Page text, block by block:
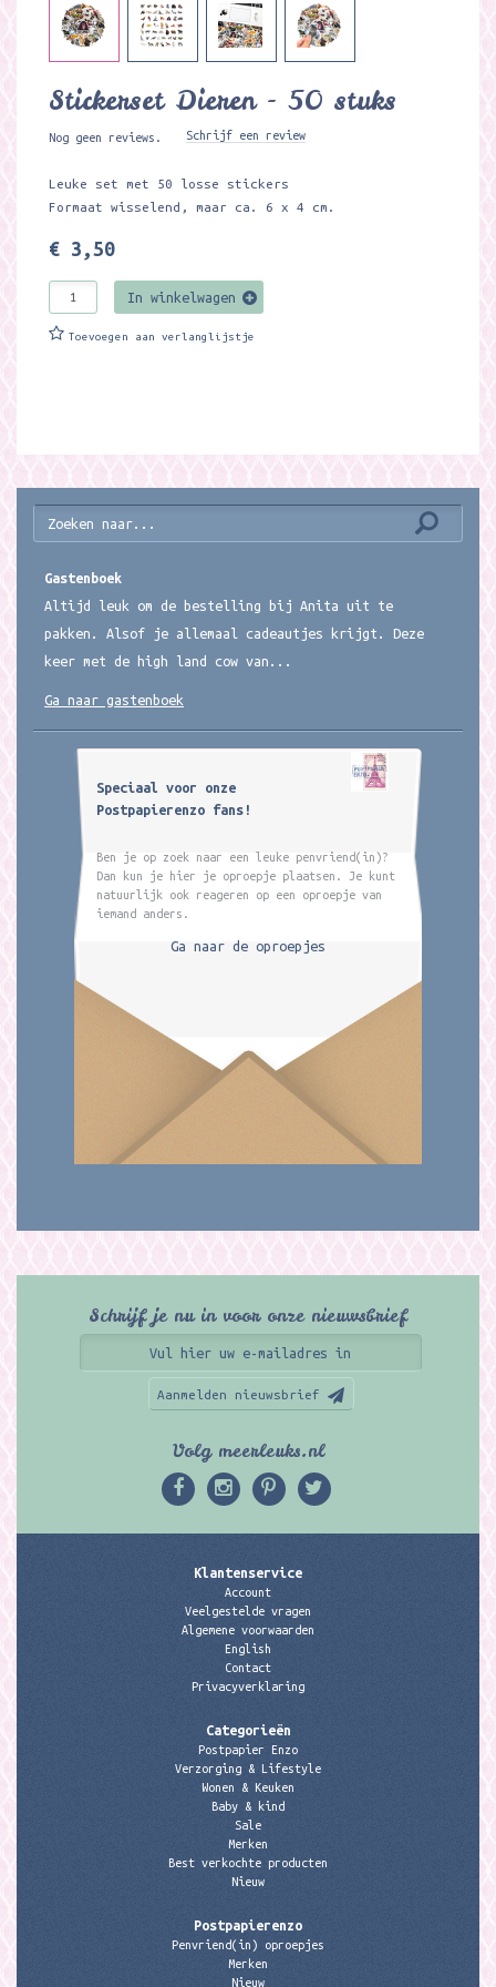
Stickerset Dieren - 50 stuks
Nog geen reviews. Schrijf een review
Leuke set met 50 losse stickers
Formaat wisselend, maar ca. 6 x 4 cm.
€ 3,50
In winkelwagen
Toevoegen aan verlanglijstje
Gastenboek
Altijd leuk om de bestelling bij Anita uit te
pakken. Alsof je allemaal cadeautjes krijgt. Deze
keer met de high land cow van...
Ga naar gastenboek
Speciaal voor onze
Postpapierenzo fans!
Ben je op zoek naar een leuke penvriend(in)?
Dan kun je hier je oproepje plaatsen. Je kunt
natuurlijk ook reageren op een oproepje van
iemand anders.
Ga naar de oproepjes
Schrijf je nu in voor onze nieuwsbrief
Aanmelden nieuwsbrief
Volg meerleuks.nl
Klantenservice
Account
Veelgestelde vragen
Algemene voorwaarden
English
Contact
Privacyverklaring
Categorieën
Postpapier Enzo
Verzorging & Lifestyle
Wonen & Keuken
Baby & kind
Sale
Merken
Best verkochte producten
Nieuw
Postpapierenzo
Penvriend(in) oproepjes
Merken
Nieuw